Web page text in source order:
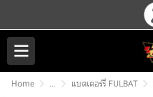
Home ... แบตเตอร์รี่ FULBAT